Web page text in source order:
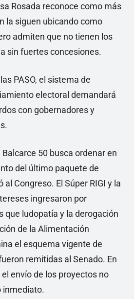
Rosada reconoce como más
la siguen ubicando como
admiten que no tienen los
sin fuertes concesiones.
PASO, el sistema de
electoral demandará
con gobernadores y
50 busca ordenar en
del último paquete de
Congreso. El Súper RIGI y la
ingresaron por
que ludopatía y la derogación
de la Alimentación
el esquema vigente de
remitidas al Senado. En
envío de los proyectos no
inmediato.